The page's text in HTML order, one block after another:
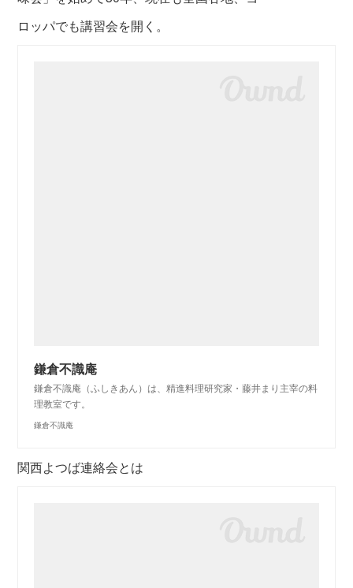
ロッパでも講習会を開く。
鎌倉不識庵
鎌倉不識庵（ふしきあん）は、精進料理研究家・藤井まり主宰の料
理教室です。
鎌倉不識庵
関西よつば連絡会とは